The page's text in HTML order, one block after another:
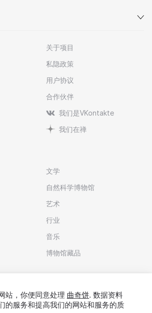
关于项目
私隐政策
用户协议
合作伙伴
我们是VKontakte
我们在禅
文学
自然科学博物馆
艺术
行业
音乐
博物馆藏品
站，你便同意处理 曲奇饼. 数据资料
的服务和提高我们的网站和服务的质